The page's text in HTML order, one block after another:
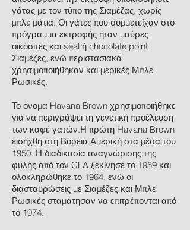
γάτας με τον τύπο της Σιαμέζας, χωρίς
μπλε μάτια. Οι γάτες που συμμετείχαν στο
πρόγραμμα εκτροφής ήταν μαύρες
οικόσιτες και seal ή chocolate point
Σιαμέζες, ενώ περιστασιακά
χρησιμοποιήθηκαν και μερικές Μπλε
Ρωσικές.
Το όνομα Havana Brown χρησιμοποιήθηκε
για να περιγράψει τη γενετική προέλευση
των καφέ γατών.Η πρώτη Havana Brown
εισήχθη στη Βόρεια Αμερική στα μέσα του
1950. Η διαδικασία αναγνώρισης της
φυλής από τον CFA ξεκίνησε το 1959 και
ολοκληρώθηκε το 1964, ενώ οι
διασταυρώσεις με Σιαμέζες και Μπλε
Ρωσικές σταμάτησαν να επιτρέπονται από
το 1974.